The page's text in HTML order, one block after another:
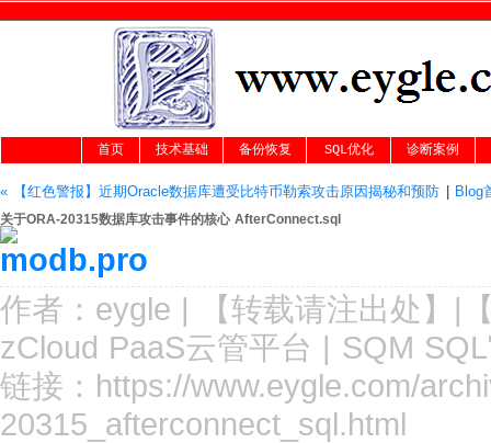
首页 技术基础 备份恢复 SQL优化 诊断案例
« 【红色警报】近期Oracle数据库遭受比特币勒索攻击原因揭秘和预防 Blog
关于ORA-20315数据库攻击事件的核心 AfterConnect.sql
作者： eygle | 【转载请注出处 】|
zCloud PaaS云管平台 | SQM
链接： https://www.eygle.com/
20315_afterconnect_sql.html